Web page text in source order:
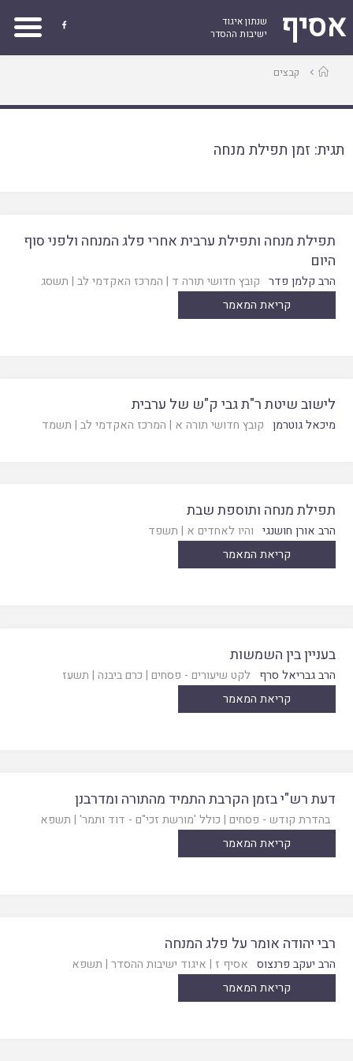
אסיף
שנתון איגוד
ישיבות ההסדר

עמודקבצים
תגית: זמן תפילת מנחה
תפילת מנחה ותפילת ערבית אחרי פלג המנחה ולפני סוף
היום
הרב קלמן פדר קובץ חדושי תורה ד | המרכז האקדמי לב | תשסג
קריאת המאמר
לישוב שיטת ר"ת גבי ק"ש של ערבית
מיכאל גוטרמן קובץ חדושי תורה א | המרכז האקדמי לב | תשמד
תפילת מנחה ותוספת שבת
הרב אורן חושנגי והיו לאחדים א | תשפד
קריאת המאמר
בעניין בין השמשות
הרב גבריאל סרף לקט שיעורים - פסחים | כרם ביבנה | תשעז
קריאת המאמר
דעת רש"י בזמן הקרבת התמיד מהתורה ומדרבנן
בהדרת קודש - פסחים | כולל 'מורשת זכי"ם - דוד ותמר' | תשפא
קריאת המאמר
רבי יהודה אומר על פלג המנחה
הרב יעקב פרנצוס אסיף ז | איגוד ישיבות ההסדר | תשפא
קריאת המאמר